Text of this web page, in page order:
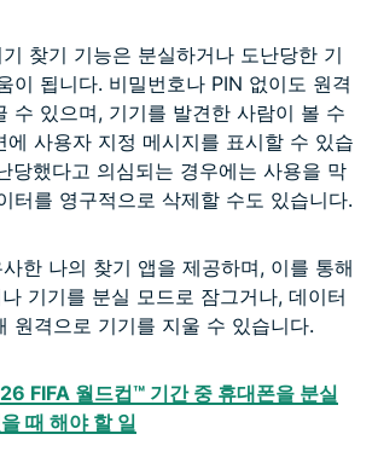
찾기 기능은 분실하거나 도난당한 기
이 됩니다. 비밀번호나 PIN 없이도 원격
수 있으며, 기기를 발견한 사람이 볼 수
에 사용자 지정 메시지를 표시할 수 있습
당했다고 의심되는 경우에는 사용을 막
터를 영구적으로 삭제할 수도 있습니다.
한 나의 찾기 앱을 제공하며, 이를 통해
기기를 분실 모드로 잠그거나, 데이터
원격으로 기기를 지울 수 있습니다.
FIFA 월드컵™ 기간 중 휴대폰을 분실
때 해야 할 일